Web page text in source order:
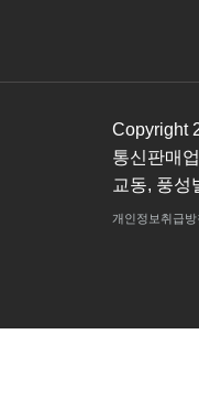
Copyright
통신판매
교동, 풍성
개인정보취급방